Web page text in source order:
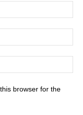
browser for the